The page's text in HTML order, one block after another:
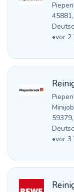
•vor 2
Minijob
•vor 3